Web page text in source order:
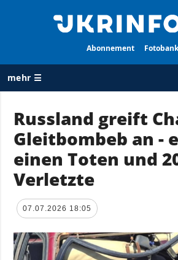
Abonnement Fotobank
mehr ☰
ALLE
RUBRIKEN
Krieg
Wiederaufbau
der Ukraine
Politik
Wirtschaft
Russland greift
Gleitbombeb an -
einen Toten und
Verletzte
07.07.2026 18:05